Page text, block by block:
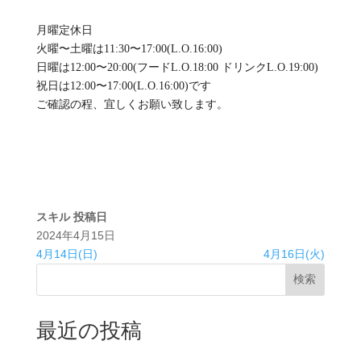
月曜定休日
火曜〜土曜は11:30〜17:00(L.O.16:00)
日曜は12:00〜20:00(フードL.O.18:00 ドリンクL.O.19:00)
祝日は12:00〜17:00(L.O.16:00)です
ご確認の程、宜しくお願い致します。
スキル 投稿日
2024年4月15日
4月14日(日)
4月16日(火)
検索
最近の投稿